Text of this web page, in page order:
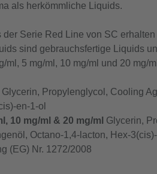
als herkömmliche Liquids.
Serie Red Line von SC
sind gebrauchsfertige Liquids
5 mg/ml, 10 mg/ml und 20 mg/
Glycerin, Propylenglycol, Cooling
en-1-ol
10 mg/ml & 20 mg/ml Glycerin,
Octano-1,4-lacton, Hex-
(EG) Nr. 1272/2008